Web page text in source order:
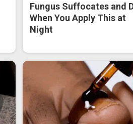
Fungus Suffocates and
When You Apply This at
Night